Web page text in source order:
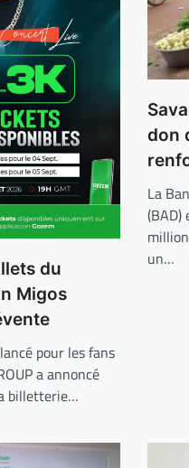
du
Migos
pour les fans
a annoncé
billetterie…
don
La
(BAD)
un…